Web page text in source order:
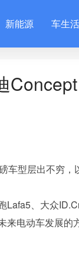
新能源 车生活
型层出不穷，
、大众
电动车发展的